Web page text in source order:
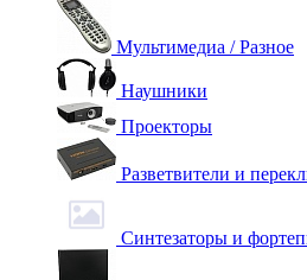
Мультимедиа / Разное
Наушники
Проекторы
Разветвители и
Синтезаторы и